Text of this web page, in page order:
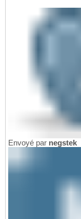
Envoyé par negstek